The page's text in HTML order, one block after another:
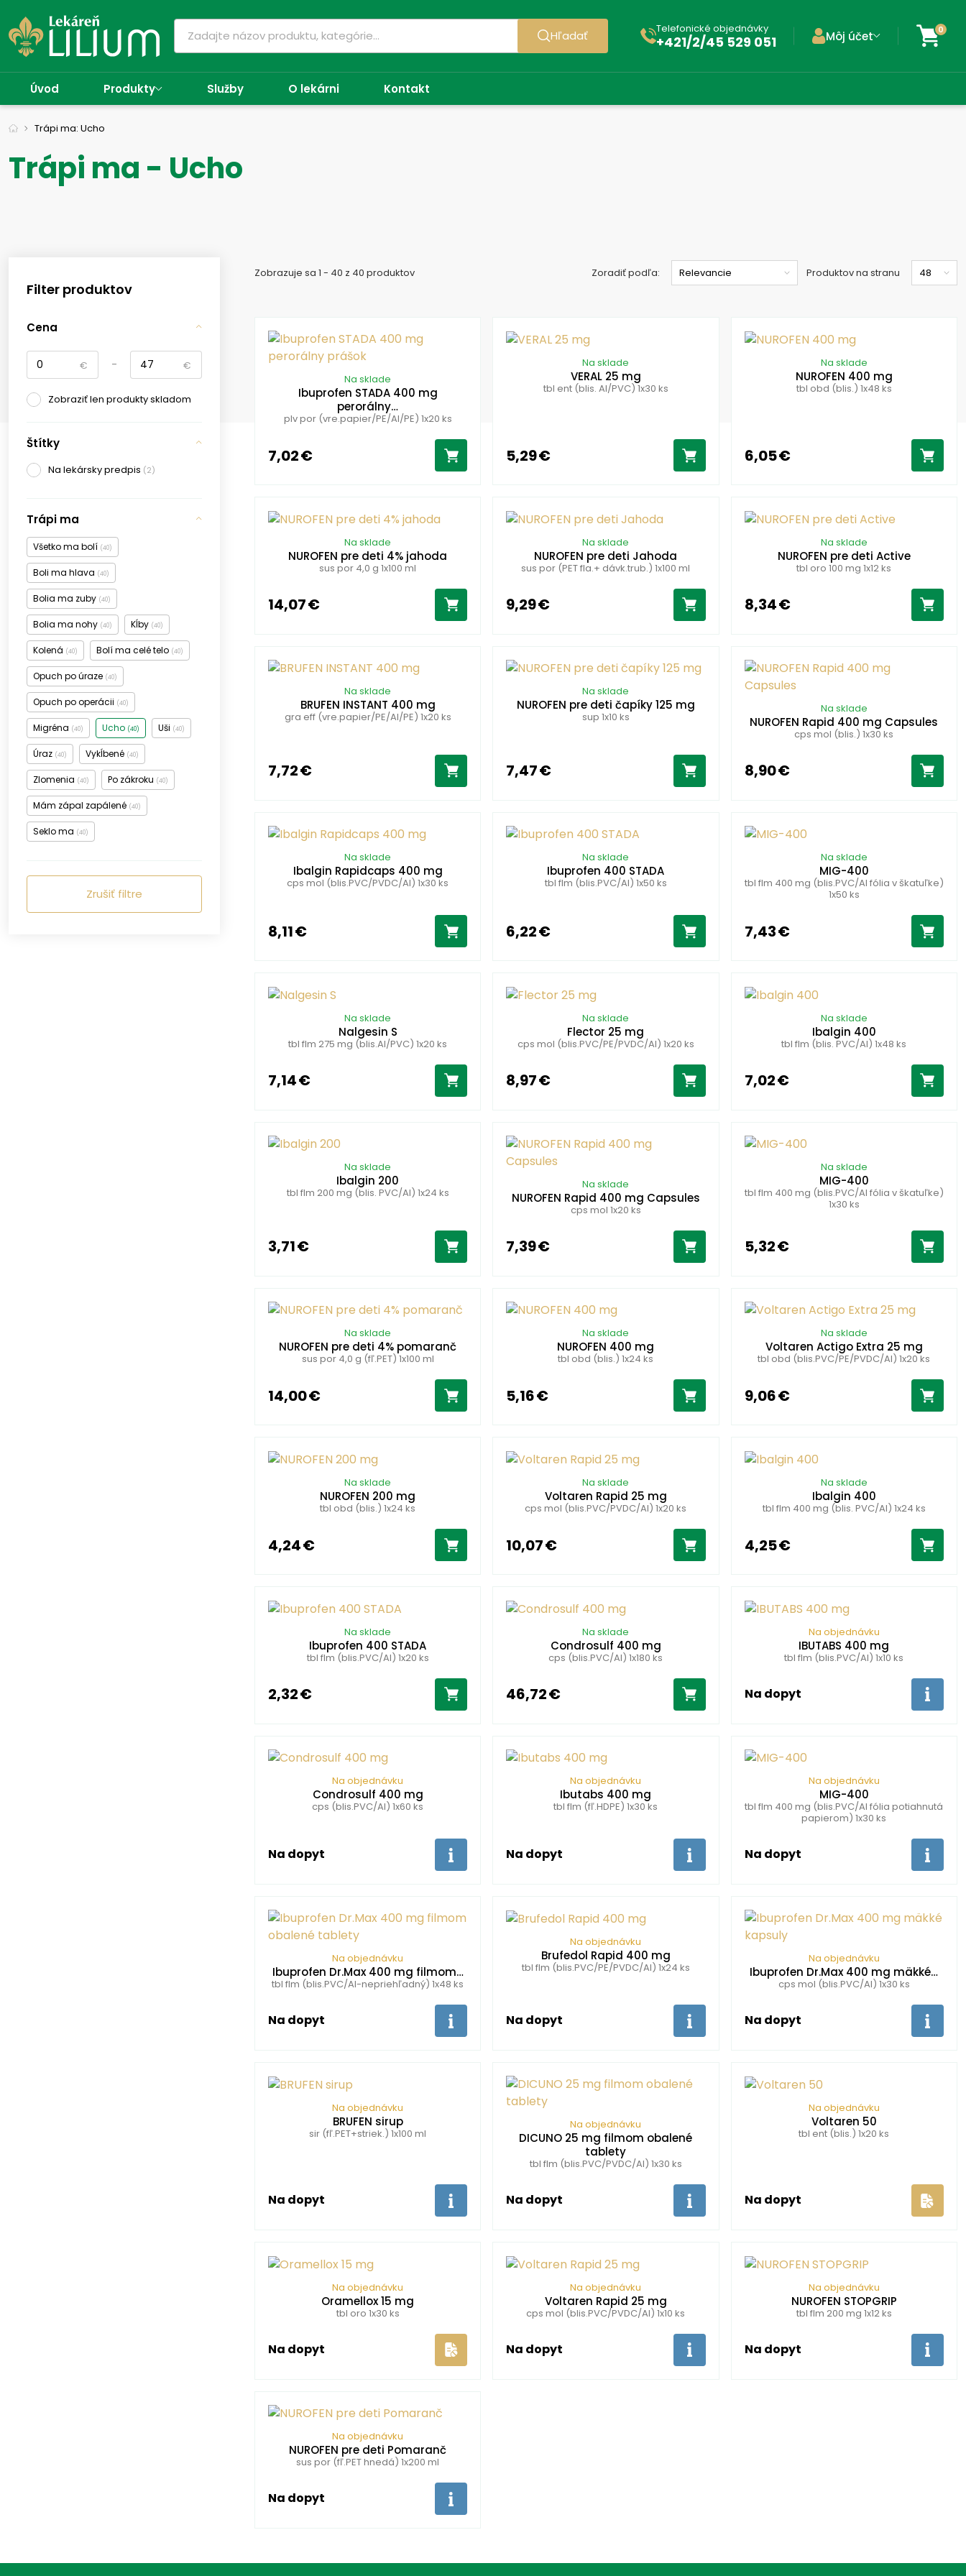
Hľadať Telefonické objednávky
+421/2/45 529 051 Môj účet 0
Úvod Produkty Služby O lekárni Kontakt
Trápi ma: Ucho
Trápi ma - Ucho
Filter produktov
Cena
€ - €
Zobraziť len produkty skladom
Štítky
Na lekársky predpis (2)
Trápi ma
Všetko ma bolí (40)
Boli ma hlava (40)
Bolia ma zuby (40)
Bolia ma nohy (40) Kĺby (40)
Kolená (40) Bolí ma celé telo (40)
Opuch po úraze (40)
Opuch po operácii (40)
Migréna (40) Ucho (40) Uši (40)
Úraz (40) Vykĺbené (40)
Zlomenia (40) Po zákroku (40)
Mám zápal zapálené (40)
Seklo ma (40)
Zrušiť filtre
Zobrazuje sa 1 - 40 z 40 produktov Zoradiť podľa: Produktov na stranu
Na sklade
Ibuprofen STADA 400 mg
perorálny…
plv por (vre.papier/PE/Al/PE) 1x20 ks
7,02 €
Na sklade
VERAL 25 mg
tbl ent (blis. Al/PVC) 1x30 ks
5,29 €
Na sklade
NUROFEN 400 mg
tbl obd (blis.) 1x48 ks
6,05 €
Na sklade
NUROFEN pre deti 4% jahoda
sus por 4,0 g 1x100 ml
14,07 €
Na sklade
NUROFEN pre deti Jahoda
sus por (PET fla.+ dávk.trub.) 1x100 ml
9,29 €
Na sklade
NUROFEN pre deti Active
tbl oro 100 mg 1x12 ks
8,34 €
Na sklade
BRUFEN INSTANT 400 mg
gra eff (vre.papier/PE/Al/PE) 1x20 ks
7,72 €
Na sklade
NUROFEN pre deti čapíky 125 mg
sup 1x10 ks
7,47 €
Na sklade
NUROFEN Rapid 400 mg Capsules
cps mol (blis.) 1x30 ks
8,90 €
Na sklade
Ibalgin Rapidcaps 400 mg
cps mol (blis.PVC/PVDC/Al) 1x30 ks
8,11 €
Na sklade
Ibuprofen 400 STADA
tbl flm (blis.PVC/Al) 1x50 ks
6,22 €
Na sklade
MIG-400
tbl flm 400 mg (blis.PVC/Al fólia v škatuľke)
1x50 ks
7,43 €
Na sklade
Nalgesin S
tbl flm 275 mg (blis.Al/PVC) 1x20 ks
7,14 €
Na sklade
Flector 25 mg
cps mol (blis.PVC/PE/PVDC/Al) 1x20 ks
8,97 €
Na sklade
Ibalgin 400
tbl flm (blis. PVC/Al) 1x48 ks
7,02 €
Na sklade
Ibalgin 200
tbl flm 200 mg (blis. PVC/Al) 1x24 ks
3,71 €
Na sklade
NUROFEN Rapid 400 mg Capsules
cps mol 1x20 ks
7,39 €
Na sklade
MIG-400
tbl flm 400 mg (blis.PVC/Al fólia v škatuľke)
1x30 ks
5,32 €
Na sklade
NUROFEN pre deti 4% pomaranč
sus por 4,0 g (fľ.PET) 1x100 ml
14,00 €
Na sklade
NUROFEN 400 mg
tbl obd (blis.) 1x24 ks
5,16 €
Na sklade
Voltaren Actigo Extra 25 mg
tbl obd (blis.PVC/PE/PVDC/Al) 1x20 ks
9,06 €
Na sklade
NUROFEN 200 mg
tbl obd (blis.) 1x24 ks
4,24 €
Na sklade
Voltaren Rapid 25 mg
cps mol (blis.PVC/PVDC/Al) 1x20 ks
10,07 €
Na sklade
Ibalgin 400
tbl flm 400 mg (blis. PVC/Al) 1x24 ks
4,25 €
Na sklade
Ibuprofen 400 STADA
tbl flm (blis.PVC/Al) 1x20 ks
2,32 €
Na sklade
Condrosulf 400 mg
cps (blis.PVC/Al) 1x180 ks
46,72 €
Na objednávku
IBUTABS 400 mg
tbl flm (blis.PVC/Al) 1x10 ks
Na dopyt
Na objednávku
Condrosulf 400 mg
cps (blis.PVC/Al) 1x60 ks
Na dopyt
Na objednávku
Ibutabs 400 mg
tbl flm (fľ.HDPE) 1x30 ks
Na dopyt
Na objednávku
MIG-400
tbl flm 400 mg (blis.PVC/Al fólia potiahnutá
papierom) 1x30 ks
Na dopyt
Na objednávku
Ibuprofen Dr.Max 400 mg filmom…
tbl flm (blis.PVC/Al-nepriehľadný) 1x48 ks
Na dopyt
Na objednávku
Brufedol Rapid 400 mg
tbl flm (blis.PVC/PE/PVDC/Al) 1x24 ks
Na dopyt
Na objednávku
Ibuprofen Dr.Max 400 mg mäkké…
cps mol (blis.PVC/Al) 1x30 ks
Na dopyt
Na objednávku
BRUFEN sirup
sir (fľ.PET+striek.) 1x100 ml
Na dopyt
Na objednávku
DICUNO 25 mg filmom obalené
tablety
tbl flm (blis.PVC/PVDC/Al) 1x30 ks
Na dopyt
Na objednávku
Voltaren 50
tbl ent (blis.) 1x20 ks
Na dopyt
Na objednávku
Oramellox 15 mg
tbl oro 1x30 ks
Na dopyt
Na objednávku
Voltaren Rapid 25 mg
cps mol (blis.PVC/PVDC/Al) 1x10 ks
Na dopyt
Na objednávku
NUROFEN STOPGRIP
tbl flm 200 mg 1x12 ks
Na dopyt
Na objednávku
NUROFEN pre deti Pomaranč
sus por (fľ.PET hnedá) 1x200 ml
Na dopyt